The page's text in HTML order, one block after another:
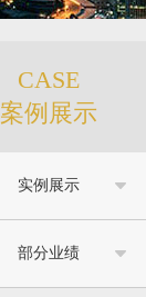
CASE
案例展示
实例展示
部分业绩